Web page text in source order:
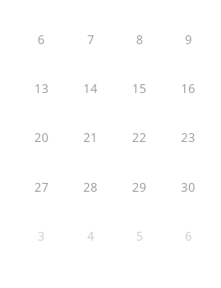
6 7 8 9
13 14 15 16
20 21 22 23
27 28 29 30
3 4 5 6